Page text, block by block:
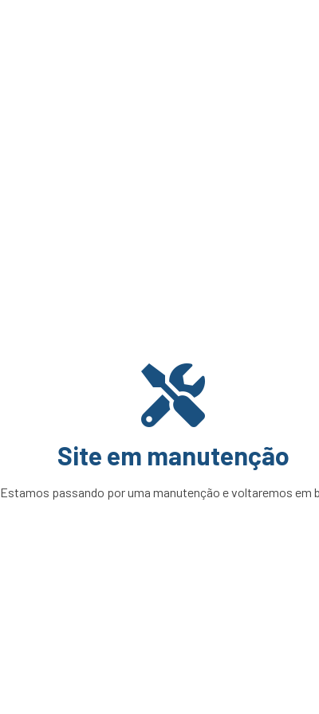
Site em manutenção
Estamos passando por uma manutenção e voltaremos em